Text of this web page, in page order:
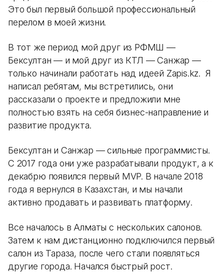
Это был первый большой профессиональный
перелом в моей жизни.
В тот же период мой друг из РФМШ —
Бексултан — и мой друг из КТЛ — Санжар —
только начинали работать над идеей Zapis.kz. Я
написал ребятам, мы встретились, они
рассказали о проекте и предложили мне
полностью взять на себя бизнес-направление и
развитие продукта.
Бексултан и Санжар — сильные программисты.
С 2017 года они уже разрабатывали продукт, а к
декабрю появился первый MVP. В начале 2018
года я вернулся в Казахстан, и мы начали
активно продавать и развивать платформу.
Все началось в Алматы с нескольких салонов.
Затем к нам дистанционно подключился первый
салон из Тараза, после чего стали появляться
другие города. Начался быстрый рост.